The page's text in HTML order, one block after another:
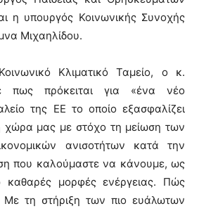
η υπουργός Κοινωνικής Συνοχής
Μιχαηλίδου.
Κλιματικό Ταμείο, ο κ.
πως πρόκειται για «ένα νέο
της ΕΕ το οποίο εξασφαλίζει
χώρα μας με στόχο τη μείωση των
ανισοτήτων κατά την
που καλούμαστε να κάνουμε, ως
καθαρές μορφές ενέργειας. Πώς
Με τη στήριξη των πιο ευάλωτων